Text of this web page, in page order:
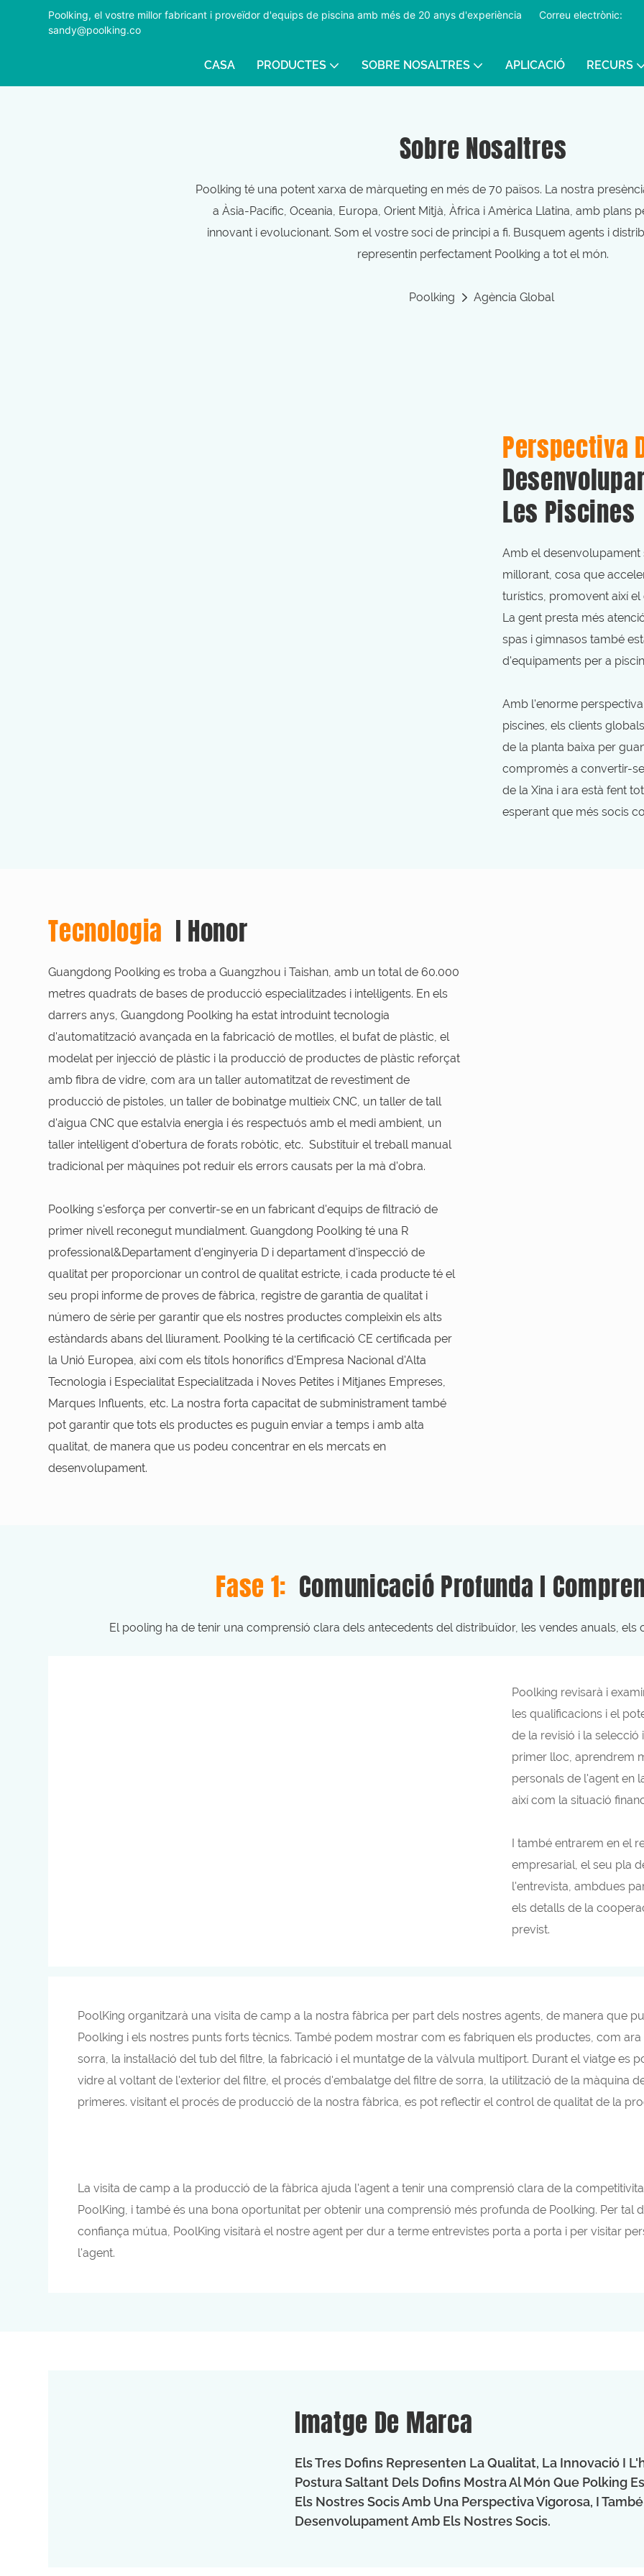
Poolking, el vostre millor fabricant i proveïdor d'equips de piscina amb més de 20 anys d'experiència
Correu electrònic:
sandy@poolking.co
CASA PRODUCTES SOBRE NOSALTRES APLICACIÓ RECURS
Sobre Nosaltres
Poolking té una potent xarxa de màrqueting en més de 70 països. La nostra
a Àsia-Pacífic, Oceania, Europa, Orient Mitjà, Àfrica i Amèrica Llatina, amb plans
innovant i evolucionant. Som el vostre soci de principi a fi. Busquem agents i
representin perfectament Poolking a tot el món.
Poolking Agència Global
Perspectiva
Les Piscines
Amb el desenvolupament
millorant, cosa que
turístics, promovent així
La gent presta més
spas i gimnasos també
d'equipaments per a
Amb l'enorme
piscines, els clients
de la planta baixa per
compromès a convertir-
de la Xina i ara està fent
esperant que més socis
Tecnologia I Honor
Guangdong Poolking es troba a Guangzhou i Taishan, amb un total de 60.000
metres quadrats de bases de producció especialitzades i intel·ligents. En els
darrers anys, Guangdong Poolking ha estat introduint tecnologia
d'automatització avançada en la fabricació de motlles, el bufat de plàstic, el
modelat per injecció de plàstic i la producció de productes de plàstic reforçat
amb fibra de vidre, com ara un taller automatitzat de revestiment de
producció de pistoles, un taller de bobinatge multieix CNC, un taller de tall
d'aigua CNC que estalvia energia i és respectuós amb el medi ambient, un
taller intel·ligent d'obertura de forats robòtic, etc. Substituir el treball manual
tradicional per màquines pot reduir els errors causats per la mà d'obra.
Poolking s'esforça per convertir-se en un fabricant d'equips de filtració de
primer nivell reconegut mundialment. Guangdong Poolking té una R
professional&Departament d'enginyeria D i departament d'inspecció de
qualitat per proporcionar un control de qualitat estricte, i cada producte té el
seu propi informe de proves de fàbrica, registre de garantia de qualitat i
número de sèrie per garantir que els nostres productes compleixin els alts
estàndards abans del lliurament. Poolking té la certificació CE certificada per
la Unió Europea, així com els títols honorífics d'Empresa Nacional d'Alta
Tecnologia i Especialitat Especialitzada i Noves Petites i Mitjanes Empreses,
Marques Influents, etc. La nostra forta capacitat de subministrament també
pot garantir que tots els productes es puguin enviar a temps i amb alta
qualitat, de manera que us podeu concentrar en els mercats en
desenvolupament.
Fase 1: Comunicació Profunda I
El pooling ha de tenir una comprensió clara dels antecedents del distribuïdor, les vendes anuals, els
Poolking revisarà i
les qualificacions i el
de la revisió i la
primer lloc, aprendrem
personals de l'agent en
així com la situació
I també entrarem en el
empresarial, el seu pla
l'entrevista, ambdues
els detalls de la
previst.
PoolKing organitzarà una visita de camp a la nostra fàbrica per part dels nostres agents, de manera que
Poolking i els nostres punts forts tècnics. També podem mostrar com es fabriquen els productes, com
sorra, la instal·lació del tub del filtre, la fabricació i el muntatge de la vàlvula multiport. Durant el viatge es
vidre al voltant de l'exterior del filtre, el procés d'embalatge del filtre de sorra, la utilització de la màquina
primeres. visitant el procés de producció de la nostra fàbrica, es pot reflectir el control de qualitat de la
La visita de camp a la producció de la fàbrica ajuda l'agent a tenir una comprensió clara de la
PoolKing, i també és una bona oportunitat per obtenir una comprensió més profunda de Poolking. Per tal
confiança mútua, PoolKing visitarà el nostre agent per dur a terme entrevistes porta a porta i per visitar
l'agent.
Imatge De Marca
Els Tres Dofins Representen La Qualitat, La Innovació I
Postura Saltant Dels Dofins Mostra Al Món Que Polking
Els Nostres Socis Amb Una Perspectiva Vigorosa, I
Desenvolupament Amb Els Nostres Socis.